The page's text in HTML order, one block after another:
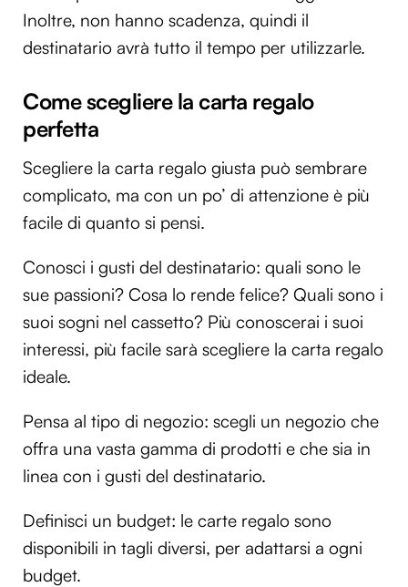
Inoltre, non hanno scadenza, quindi il
destinatario avrà tutto il tempo per utilizzarle.
Come scegliere la carta regalo
perfetta
Scegliere la carta regalo giusta può sembrare
complicato, ma con un po’ di attenzione è più
facile di quanto si pensi.
Conosci i gusti del destinatario: quali sono le
sue passioni? Cosa lo rende felice? Quali sono i
suoi sogni nel cassetto? Più conoscerai i suoi
interessi, più facile sarà scegliere la carta regalo
ideale.
Pensa al tipo di negozio: scegli un negozio che
offra una vasta gamma di prodotti e che sia in
linea con i gusti del destinatario.
Definisci un budget: le carte regalo sono
disponibili in tagli diversi, per adattarsi a ogni
budget.